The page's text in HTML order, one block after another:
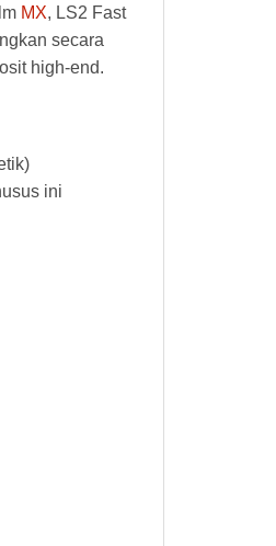
MX, LS2 Fast
secara
high-end.
ini